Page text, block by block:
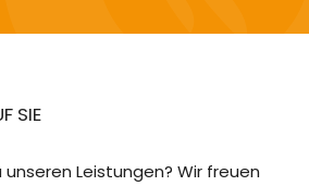
SIE
unseren Leistungen? Wir freuen